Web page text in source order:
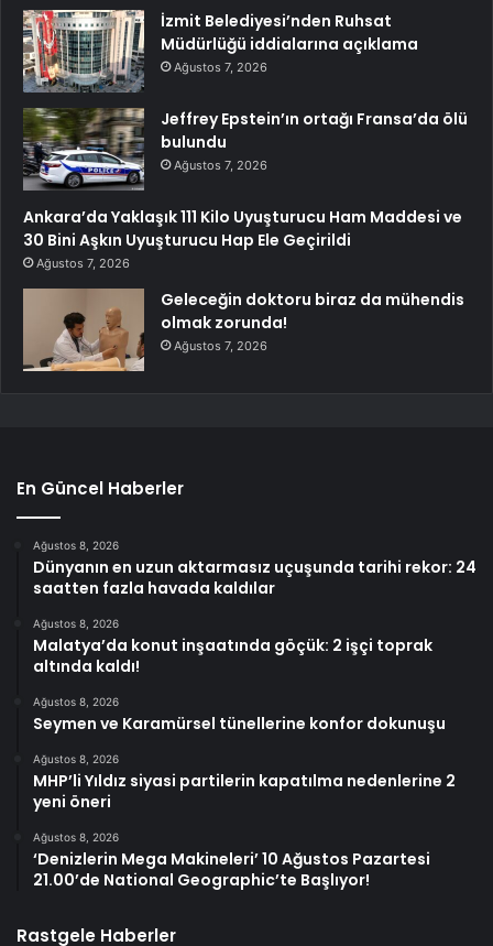
İzmit Belediyesi’nden Ruhsat
Müdürlüğü iddialarına açıklama
Ağustos 7, 2026
Jeffrey Epstein’ın ortağı Fransa’da ölü
bulundu
Ağustos 7, 2026
Ankara’da Yaklaşık 111 Kilo Uyuşturucu Ham Maddesi ve
30 Bini Aşkın Uyuşturucu Hap Ele Geçirildi
Ağustos 7, 2026
Geleceğin doktoru biraz da mühendis
olmak zorunda!
Ağustos 7, 2026
En Güncel Haberler
Ağustos 8, 2026
Dünyanın en uzun aktarmasız uçuşunda tarihi rekor: 24
saatten fazla havada kaldılar
Ağustos 8, 2026
Malatya’da konut inşaatında göçük: 2 işçi toprak
altında kaldı!
Ağustos 8, 2026
Seymen ve Karamürsel tünellerine konfor dokunuşu
Ağustos 8, 2026
MHP’li Yıldız siyasi partilerin kapatılma nedenlerine 2
yeni öneri
Ağustos 8, 2026
‘Denizlerin Mega Makineleri’ 10 Ağustos Pazartesi
21.00’de National Geographic’te Başlıyor!
Rastgele Haberler